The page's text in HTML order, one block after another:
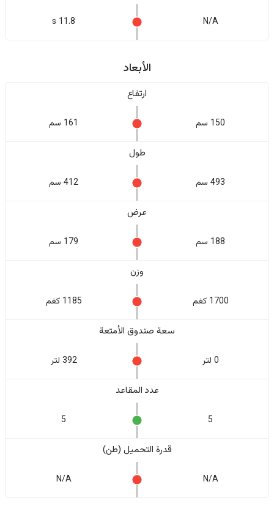
N/A
11.8 s
الأبعاد
ارتفاع
150 سم 161 سم
طول
493 سم 412 سم
عرض
188 سم 179 سم
وزن
1700 كغم 1185 كغم
سعة صندوق الأمتعة
0 لتر 392 لتر
عدد المقاعد
5
5
قدرة التحميل (طن)
N/A
N/A